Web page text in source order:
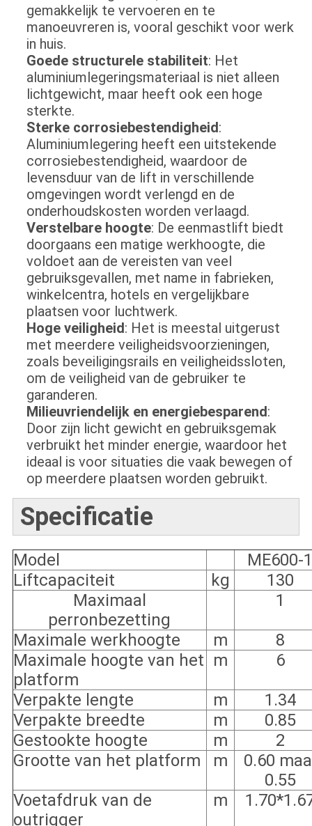
gemakkelijk te vervoeren en te
manoeuvreren is, vooral geschikt voor werk
in huis.
Goede structurele stabiliteit: Het
aluminiumlegeringsmateriaal is niet alleen
lichtgewicht, maar heeft ook een hoge
sterkte.
Sterke corrosiebestendigheid:
Aluminiumlegering heeft een uitstekende
corrosiebestendigheid, waardoor de
levensduur van de lift in verschillende
omgevingen wordt verlengd en de
onderhoudskosten worden verlaagd.
Verstelbare hoogte: De eenmastlift biedt
doorgaans een matige werkhoogte, die
voldoet aan de vereisten van veel
gebruiksgevallen, met name in fabrieken,
winkelcentra, hotels en vergelijkbare
plaatsen voor luchtwerk.
Hoge veiligheid: Het is meestal uitgerust
met meerdere veiligheidsvoorzieningen,
zoals beveiligingsrails en veiligheidssloten,
om de veiligheid van de gebruiker te
garanderen.
Milieuvriendelijk en energiebesparend:
Door zijn licht gewicht en gebruiksgemak
verbruikt het minder energie, waardoor het
ideaal is voor situaties die vaak bewegen of
op meerdere plaatsen worden gebruikt.
Specificatie
Model
ME600-
Liftcapaciteit
kg
130
Maximaal
perronbezetting
1
Maximale werkhoogte m
8
Maximale hoogte van het
platform
m 6
Verpakte lengte m
1.34
Verpakte breedte
m
0.85
Gestookte hoogte
m
2
Grootte van het platform
m
0.60
0.55
Voetafdruk van de
outrigger
m